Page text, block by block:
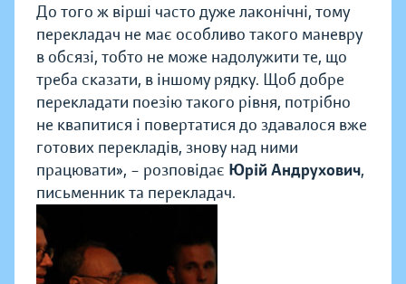
До того ж вірші часто дуже лаконічні, тому
перекладач не має особливо такого маневру
в обсязі, тобто не може надолужити те, що
треба сказати, в іншому рядку. Щоб добре
перекладати поезію такого рівня, потрібно
не квапитися і повертатися до здавалося вже
готових перекладів, знову над ними
працювати», – розповідає Юрій Андрухович,
письменник та перекладач.